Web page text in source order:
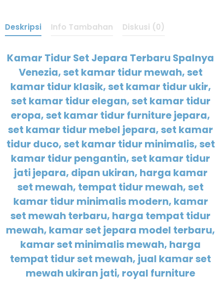
Deskripsi Info Tambahan Diskusi (0)
Kamar Tidur Set Jepara Terbaru Spalnya
Venezia, set kamar tidur mewah, set
kamar tidur klasik, set kamar tidur ukir,
set kamar tidur elegan, set kamar tidur
eropa, set kamar tidur furniture jepara,
set kamar tidur mebel jepara, set kamar
tidur duco, set kamar tidur minimalis, set
kamar tidur pengantin, set kamar tidur
jati jepara, dipan ukiran, harga kamar
set mewah, tempat tidur mewah, set
kamar tidur minimalis modern, kamar
set mewah terbaru, harga tempat tidur
mewah, kamar set jepara model terbaru,
kamar set minimalis mewah, harga
tempat tidur set mewah, jual kamar set
mewah ukiran jati, royal furniture